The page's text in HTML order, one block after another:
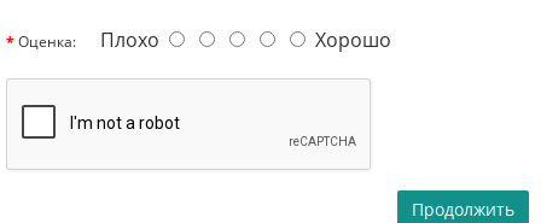
Оценка: Плохо Хорошо
Продолжить